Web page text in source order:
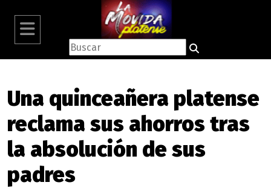
Una quinceañera platense
reclama sus ahorros tras
la absolución de sus
padres